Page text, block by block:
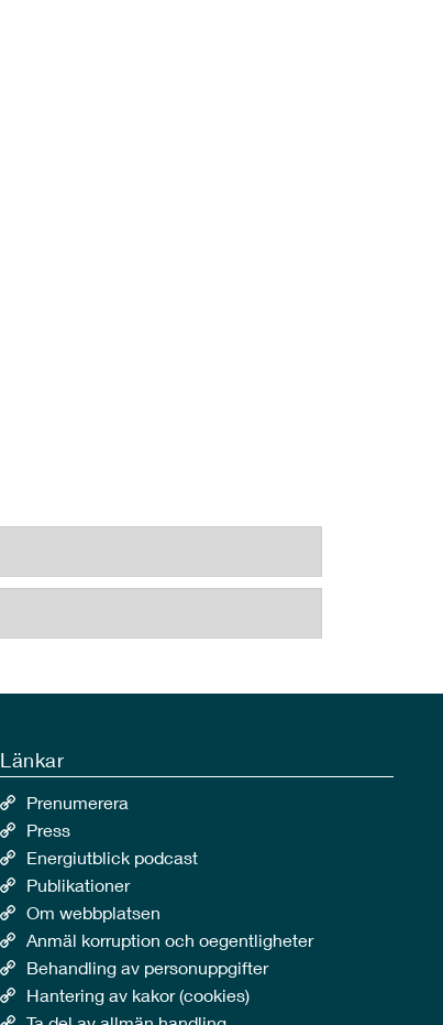
Länkar
Prenumerera
Press
Energiutblick podcast
Publikationer
Om webbplatsen
Anmäl korruption och oegentligheter
Behandling av personuppgifter
Hantering av kakor (cookies)